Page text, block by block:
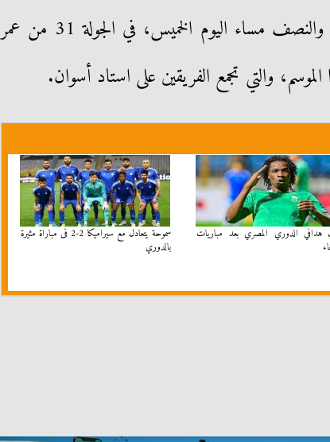
ضيفا ثقيلا على أسوان في التاسعة والنصف مساء اليوم الخميس، في الجولة 31 من عمر
والتي تجمع الفريقين على استاد أسوان.
هدافي الدوري المصري بعد مباريات
سموحة يتعادل مع سيراميكا 2-2 فى مباراة مثيرة
بالدوري